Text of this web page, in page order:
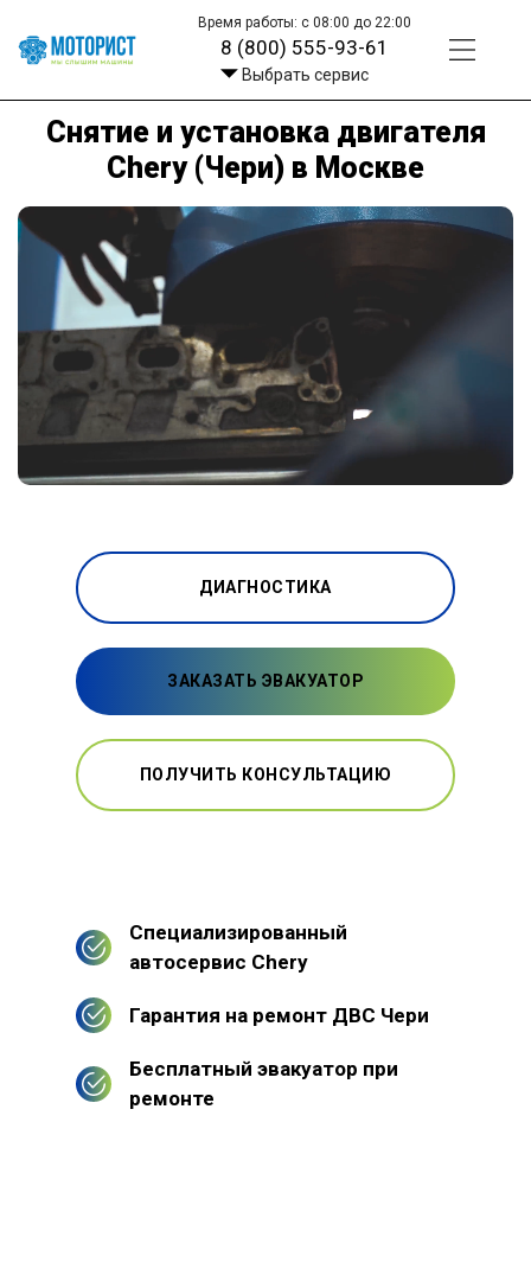
Время работы: с 08:00 до 22:00
8 (800) 555-93-61
Выбрать сервис
Снятие и установка двигателя
Chery (Чери) в Москве
ДИАГНОСТИКА
ЗАКАЗАТЬ ЭВАКУАТОР
ПОЛУЧИТЬ КОНСУЛЬТАЦИЮ
Специализированный
автосервис Chery
Гарантия на ремонт ДВС Чери
Бесплатный эвакуатор при
ремонте